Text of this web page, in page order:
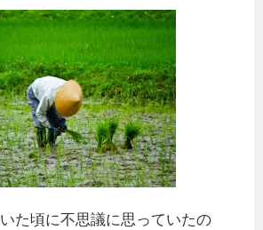
た頃に不思議に思っていたの